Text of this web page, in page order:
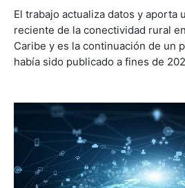
El trabajo actualiza datos y aporta
reciente de la conectividad rural
Caribe y es la continuación de un
había sido publicado a fines de